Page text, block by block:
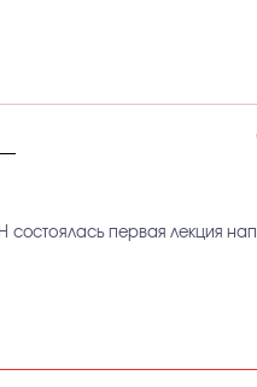
состоялась первая лекция